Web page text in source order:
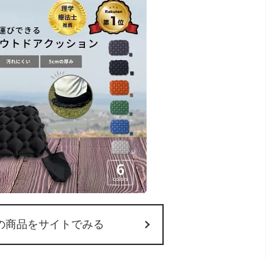
商品をサイトでみる